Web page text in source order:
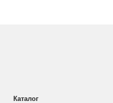
Каталог